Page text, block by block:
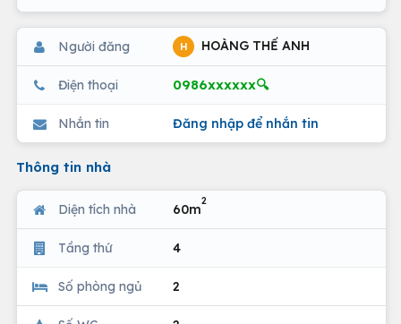
Người đăng H HOÀNG THẾ ANH
Điện thoại 0986xxxxxx🔍
Nhắn tin Đăng nhập để nhắn tin
Thông tin nhà
Diện tích nhà 60m
2
Tầng thứ 4
Số phòng ngủ 2